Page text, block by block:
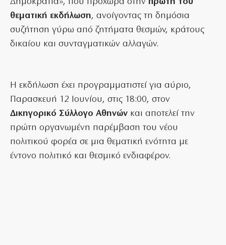
θεματική εκδήλωση, ανοίγοντας τη δημόσια
συζήτηση γύρω από ζητήματα θεσμών, κράτους
δικαίου και συνταγματικών αλλαγών.
Η εκδήλωση έχει προγραμματιστεί για αύριο,
Παρασκευή 12 Ιουνίου, στις 18:00, στον
Δικηγορικό Σύλλογο Αθηνών και αποτελεί την
πρώτη οργανωμένη παρέμβαση του νέου
πολιτικού φορέα σε μια θεματική ενότητα με
έντονο πολιτικό και θεσμικό ενδιαφέρον.